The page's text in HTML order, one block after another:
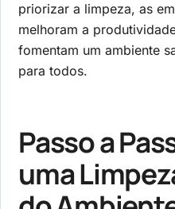
priorizar a limpeza, as
melhoram a
fomentam um ambiente
para todos.
Passo a
uma